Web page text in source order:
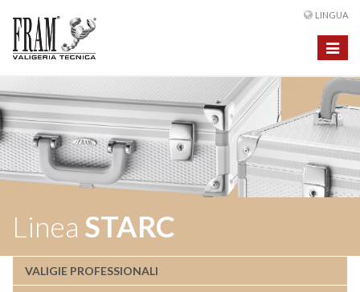
LINGUA
Toggle
Linea STARC
VALIGIE PROFESSIONALI